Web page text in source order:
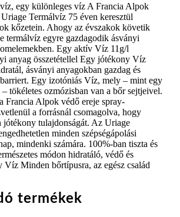
egy különleges víz A Francia Alpok
Termálvíz 75 éven keresztül
kőzetein. Ahogy az évszakok követik
termálvíz egyre gazdagodik ásványi
Egy aktív Víz 11g/l
anyag összetétellel Egy jótékony Víz
ásványi anyagokban gazdag és
Egy izotóniás Víz, mely – mint egy
tökéletes ozmózisban van a bőr sejtjeivel.
Francia Alpok védő ereje spray-
a forrásnál csomagolva, hogy
jótékony tulajdonságát. Az Uriage
minden szépségápolási
mindenki számára. 100%-ban tiszta és
módon hidratáló, védő és
Víz Minden bőrtípusra, az egész család
termékek